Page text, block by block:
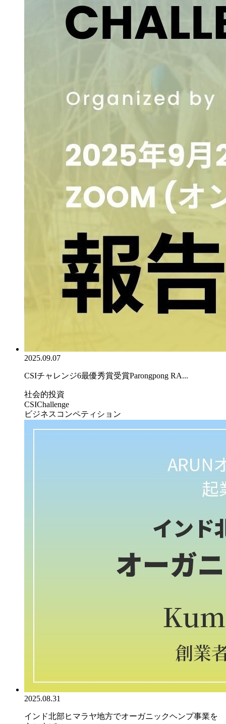
2025.09.07
CSIチャレンジ6最優秀賞受賞Parongpong RA...
社会的投資
CSIChallenge
ビジネスコンペティション
2025.08.31
インド北部ヒマラヤ地方でオーガニックヘンプ事業を